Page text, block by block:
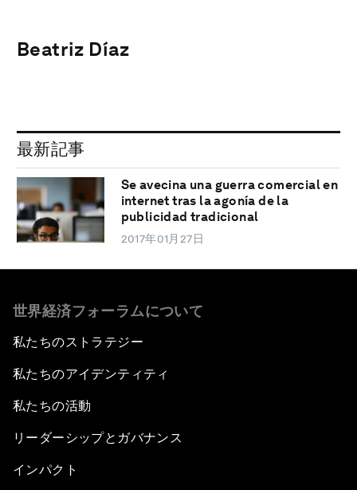
Beatriz Díaz
最新記事
Se avecina una guerra comercial en
internet tras la agonía de la
publicidad tradicional
2017年01月27日
世界経済フォーラムについて
私たちのストラテジー
私たちのアイデンティティ
私たちの活動
リーダーシップとガバナンス
インパクト